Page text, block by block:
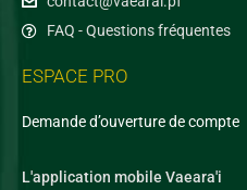
FAQ - Questions fréquentes
ESPACE PRO
Demande d’ouverture de compte
L'application mobile Vaeara'i